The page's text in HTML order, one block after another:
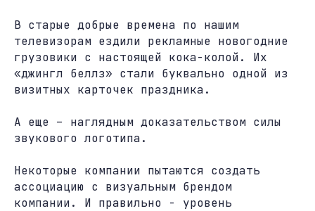
В старые добрые времена по нашим
телевизорам ездили рекламные новогодние
грузовики с настоящей кока-колой. Их
«джингл беллз» стали буквально одной из
визитных карточек праздника.
А еще – наглядным доказательством силы
звукового логотипа.
Некоторые компании пытаются создать
ассоциацию с визуальным брендом
компании. И правильно - уровень